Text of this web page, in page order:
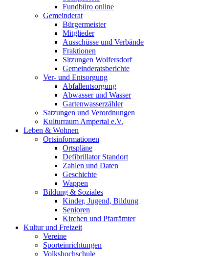
Fundbüro online
Gemeinderat
Bürgermeister
Mitglieder
Ausschüsse und Verbände
Fraktionen
Sitzungen Wolfersdorf
Gemeinderatsberichte
Ver- und Entsorgung
Abfallentsorgung
Abwasser und Wasser
Gartenwasserzähler
Satzungen und Verordnungen
Kulturraum Ampertal e.V.
Leben & Wohnen
Ortsinformationen
Ortspläne
Defibrillator Standort
Zahlen und Daten
Geschichte
Wappen
Bildung & Soziales
Kinder, Jugend, Bildung
Senioren
Kirchen und Pfarrämter
Kultur und Freizeit
Vereine
Sporteinrichtungen
Volkshochschule